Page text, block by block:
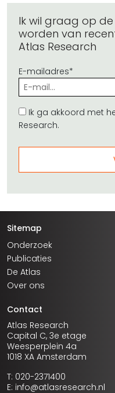
Ik wil graag op
worden van
Atlas Research
E-mailadres*
Ik ga akkoord met
Research.
Sitemap
Onderzoek
Publicaties
De Atlas
Over ons
Contact
Atlas Research
Capital C, 3e etage
Weesperplein 4a
1018 XA Amsterdam
T: 020-2371400
E: info@atlasresearch.nl